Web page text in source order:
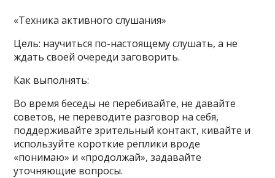
«Техника активного слушания»
Цель: научиться по-настоящему слушать, а не
ждать своей очереди заговорить.
Как выполнять:
Во время беседы не перебивайте, не давайте
советов, не переводите разговор на себя,
поддерживайте зрительный контакт, кивайте и
используйте короткие реплики вроде
«понимаю» и «продолжай», задавайте
уточняющие вопросы.